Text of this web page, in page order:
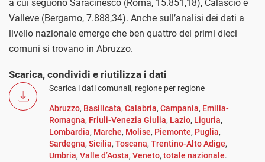
a cui seguono Saracinesco (Roma, 15.851,18), Calascio e
Valleve (Bergamo, 7.888,34). Anche sull’analisi dei dati a
livello nazionale emerge che ben quattro dei primi dieci
comuni si trovano in Abruzzo.
Scarica, condividi e riutilizza i dati
Scarica i dati comunali, regione per regione
Abruzzo, Basilicata, Calabria, Campania, Emilia-
Romagna, Friuli-Venezia Giulia, Lazio, Liguria,
Lombardia, Marche, Molise, Piemonte, Puglia,
Sardegna, Sicilia, Toscana, Trentino-Alto Adige,
Umbria, Valle d’Aosta, Veneto, totale nazionale.